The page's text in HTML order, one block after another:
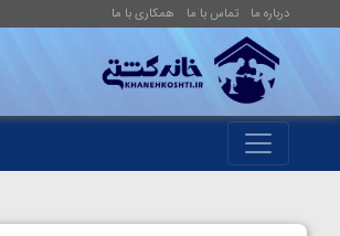
درباره ما تماس با ما همکاری با ما